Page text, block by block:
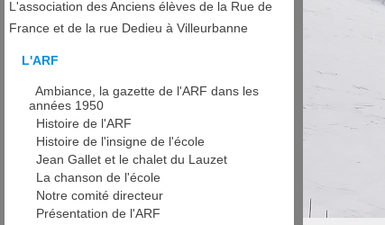
L'association des Anciens élèves de la Rue de
France et de la rue Dedieu à Villeurbanne
L'ARF
Ambiance, la gazette de l'ARF dans les
années 1950
Histoire de l'ARF
Histoire de l'insigne de l'école
Jean Gallet et le chalet du Lauzet
La chanson de l'école
Notre comité directeur
Présentation de l'ARF